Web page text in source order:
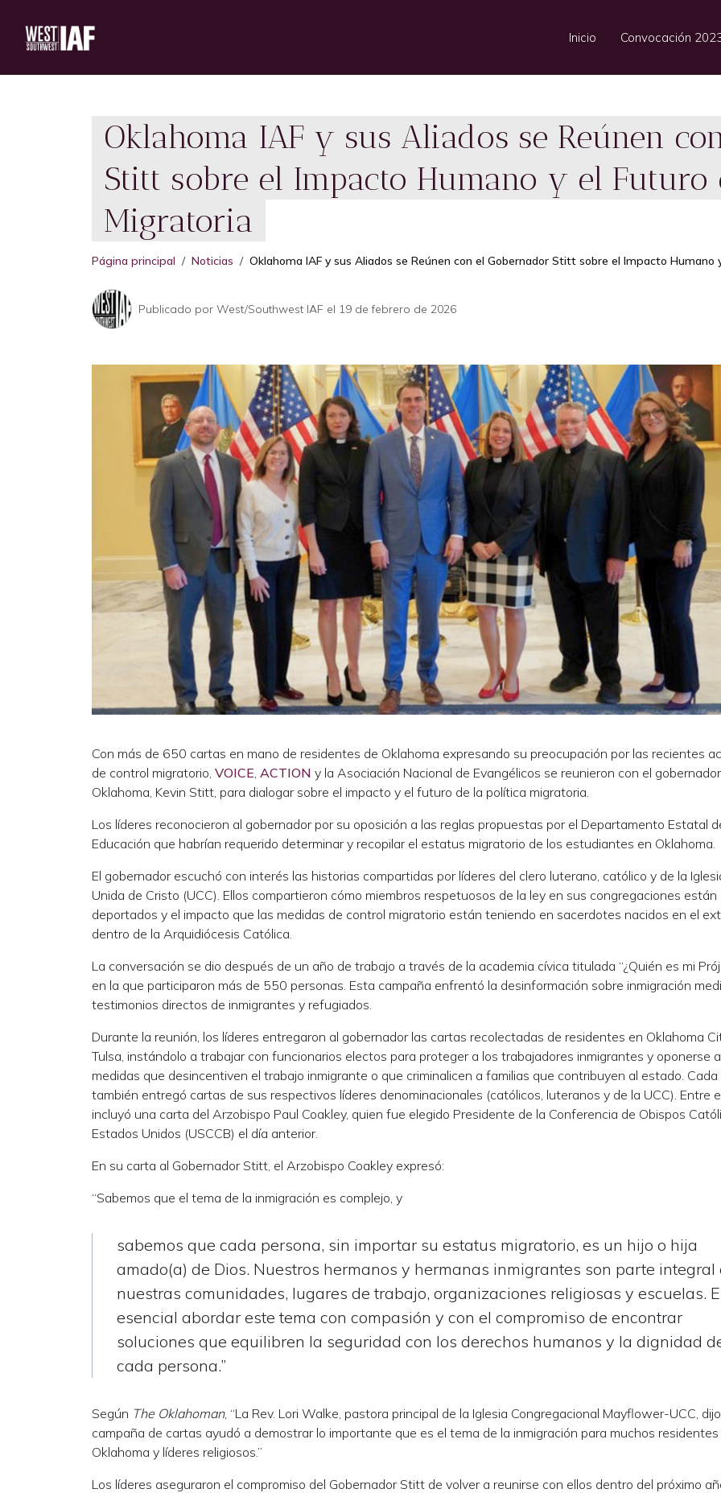
Inicio Convocación
Oklahoma IAF y sus Aliados se Reúnen
Stitt sobre el Impacto Humano y el Futuro
Migratoria
Página principal Noticias Oklahoma IAF y sus Aliados se Reúnen con el Gobernador Stitt sobre el Impacto
Publicado por West/Southwest IAF el 19 de febrero de 2026
Con más de 650 cartas en mano de residentes de Oklahoma expresando su preocupación por las recientes
de control migratorio, VOICE ACTION y la Asociación Nacional de Evangélicos se reunieron con el
Oklahoma, Kevin Stitt, para dialogar sobre el impacto y el futuro de la política migratoria.
Los líderes reconocieron al gobernador por su oposición a las reglas propuestas por el Departamento Estatal
Educación que habrían requerido determinar y recopilar el estatus migratorio de los estudiantes en Oklahoma.
El gobernador escuchó con interés las historias compartidas por líderes del clero luterano, católico y de la
Unida de Cristo (UCC). Ellos compartieron cómo miembros respetuosos de la ley en sus congregaciones están
deportados y el impacto que las medidas de control migratorio están teniendo en sacerdotes nacidos en el
dentro de la Arquidiócesis Católica.
La conversación se dio después de un año de trabajo a través de la academia cívica titulada “¿Quién es mi
en la que participaron más de 550 personas. Esta campaña enfrentó la desinformación sobre inmigración
testimonios directos de inmigrantes y refugiados.
Durante la reunión, los líderes entregaron al gobernador las cartas recolectadas de residentes en Oklahoma
Tulsa, instándolo a trabajar con funcionarios electos para proteger a los trabajadores inmigrantes y oponerse a
medidas que desincentiven el trabajo inmigrante o que criminalicen a familias que contribuyen al estado.
también entregó cartas de sus respectivos líderes denominacionales (católicos, luteranos y de la UCC). Entre
incluyó una carta del Arzobispo Paul Coakley, quien fue elegido Presidente de la Conferencia de Obispos
Estados Unidos (USCCB) el día anterior.
En su carta al Gobernador Stitt, el Arzobispo Coakley expresó:
“Sabemos que el tema de la inmigración es complejo, y
sabemos que cada persona, sin importar su estatus migratorio, es un hijo o hija
amado(a) de Dios. Nuestros hermanos y hermanas inmigrantes son parte integral
nuestras comunidades, lugares de trabajo, organizaciones religiosas y escuelas.
esencial abordar este tema con compasión y con el compromiso de encontrar
soluciones que equilibren la seguridad con los derechos humanos y la dignidad
cada persona.”
Según The Oklahoman, “La Rev. Lori Walke, pastora principal de la Iglesia Congregacional Mayflower-UCC,
campaña de cartas ayudó a demostrar lo importante que es el tema de la inmigración para muchos
Oklahoma y líderes religiosos.”
Los líderes aseguraron el compromiso del Gobernador Stitt de volver a reunirse con ellos dentro del próximo